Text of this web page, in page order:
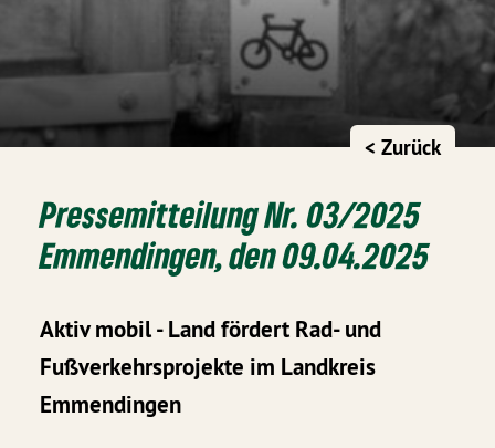
< Zurück
Pressemitteilung Nr. 03/2025
Emmendingen, den 09.04.2025
Aktiv mobil - Land fördert Rad- und
Fußverkehrsprojekte im Landkreis
Emmendingen